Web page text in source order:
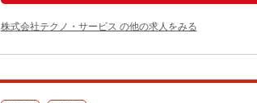
株式会社テクノ・サービス の他の求人をみる